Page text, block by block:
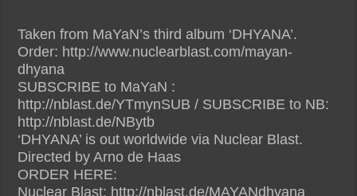
Taken from MaYaN’s third album ‘DHYANA’.
Order: http://www.nuclearblast.com/mayan-
dhyana
SUBSCRIBE to MaYaN :
http://nblast.de/YTmynSUB / SUBSCRIBE to NB:
http://nblast.de/NBytb
‘DHYANA’ is out worldwide via Nuclear Blast.
Directed by Arno de Haas
ORDER HERE:
Nuclear Blast: http://nblast.de/MAYANdhyana